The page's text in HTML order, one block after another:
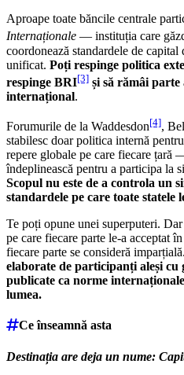
Aproape toate băncile centrale
Internaționale — instituția care
coordonează standardele de
unificat. Poți respinge politica
respinge BRI[3] și să rămâi
internațional.
Forumurile de la Waddesdon[4],
stabilesc doar politica internă
repere globale pe care fiecare țară
îndeplinească pentru a participa la
Scopul nu este de a controla un
standardele pe care toate statele
Te poți opune unei superputeri.
pe care fiecare parte le-a acceptat
fiecare parte se consideră
elaborate de participanți aleși
publicate ca norme
lumea.
Ce înseamnă asta
Destinația are deja un nume: